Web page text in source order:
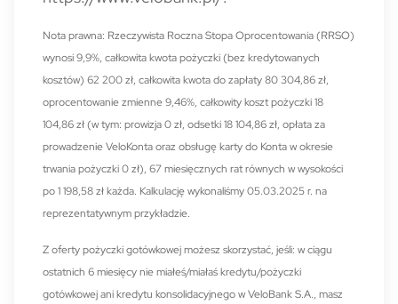
Nota prawna: Rzeczywista Roczna Stopa Oprocentowania (RRSO)
wynosi 9,9%, całkowita kwota pożyczki (bez kredytowanych
kosztów) 62 200 zł, całkowita kwota do zapłaty 80 304,86 zł,
oprocentowanie zmienne 9,46%, całkowity koszt pożyczki 18
104,86 zł (w tym: prowizja 0 zł, odsetki 18 104,86 zł, opłata za
prowadzenie VeloKonta oraz obsługę karty do Konta w okresie
trwania pożyczki 0 zł), 67 miesięcznych rat równych w wysokości
po 1 198,58 zł każda. Kalkulację wykonaliśmy 05.03.2025 r. na
reprezentatywnym przykładzie.
Z oferty pożyczki gotówkowej możesz skorzystać, jeśli: w ciągu
ostatnich 6 miesięcy nie miałeś/miałaś kredytu/pożyczki
gotówkowej ani kredytu konsolidacyjnego w VeloBank S.A., masz